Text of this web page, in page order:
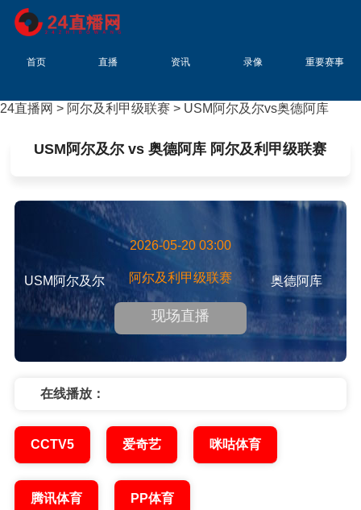
首页 直播 资讯 录像 重要赛事
24直播网 > 阿尔及利甲级联赛 > USM阿尔及尔vs奥德阿库
USM阿尔及尔 vs 奥德阿库 阿尔及利甲级联赛
USM阿尔及尔
2026-05-20 03:00
阿尔及利甲级联赛
现场直播
奥德阿库
在线播放：
CCTV5 爱奇艺 咪咕体育
腾讯体育 PP体育